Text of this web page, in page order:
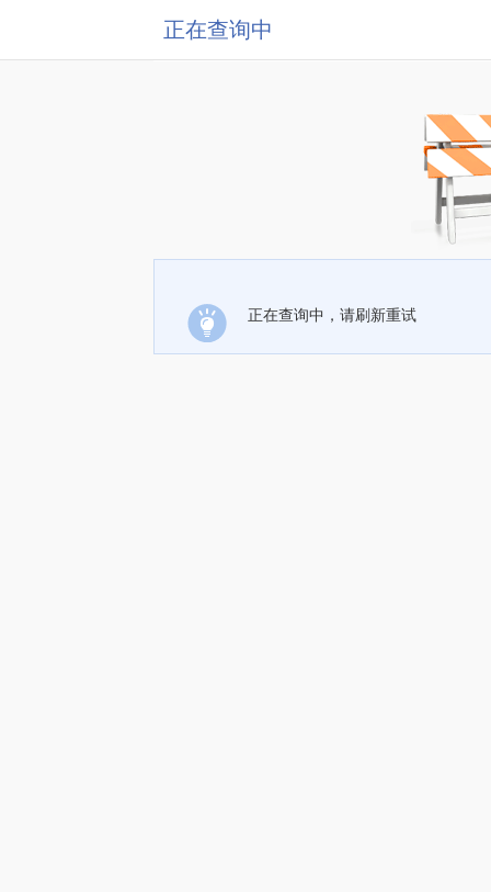
正在查询中
正在查询中，请刷新重试